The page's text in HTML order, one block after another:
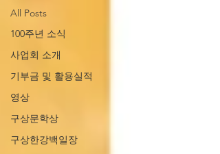
All Posts
100주년 소식
사업회 소개
기부금 및 활용실적
영상
구상문학상
구상한강백일장